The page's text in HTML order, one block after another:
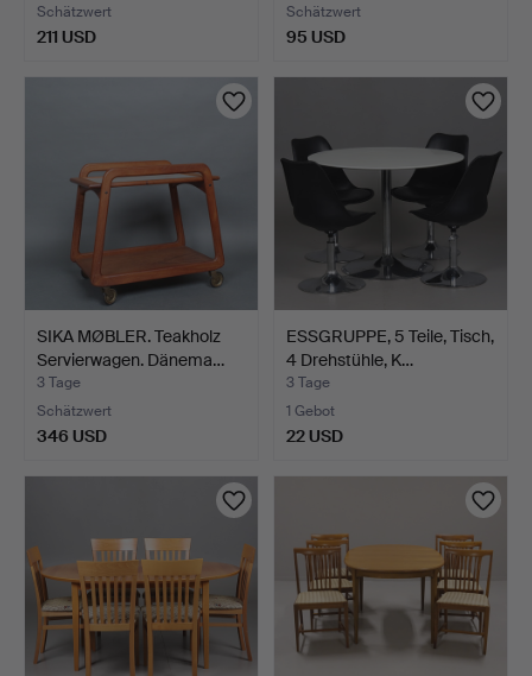
Schätzwert
211 USD
Schätzwert
95 USD
SIKA MØBLER. Teakholz
Servierwagen. Dänema…
3 Tage
Schätzwert
346 USD
ESSGRUPPE, 5 Teile, Tisch,
4 Drehstühle, K…
3 Tage
1 Gebot
22 USD